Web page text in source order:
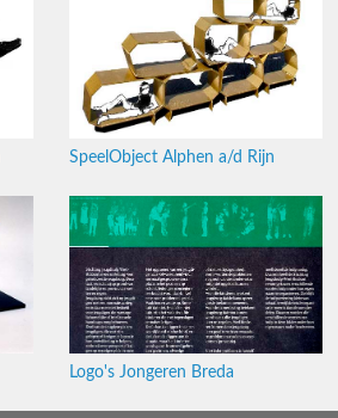
SpeelObject Alphen a/d Rijn
Logo's Jongeren Breda